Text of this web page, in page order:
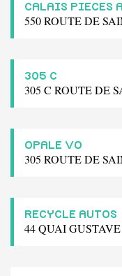
CALAIS PIECES
550 ROUTE DE
305 C
305 C ROUTE DE
OPALE VO
305 ROUTE DE
RECYCLE AUTOS
44 QUAI